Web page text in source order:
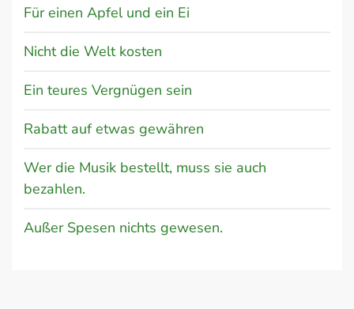
Für einen Apfel und ein Ei
Nicht die Welt kosten
Ein teures Vergnügen sein
Rabatt auf etwas gewähren
Wer die Musik bestellt, muss sie auch
bezahlen.
Außer Spesen nichts gewesen.